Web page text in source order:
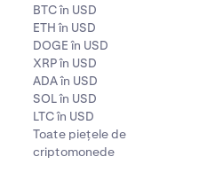
BTC în USD
ETH în USD
DOGE în USD
XRP în USD
ADA în USD
SOL în USD
LTC în USD
Toate piețele de
criptomonede